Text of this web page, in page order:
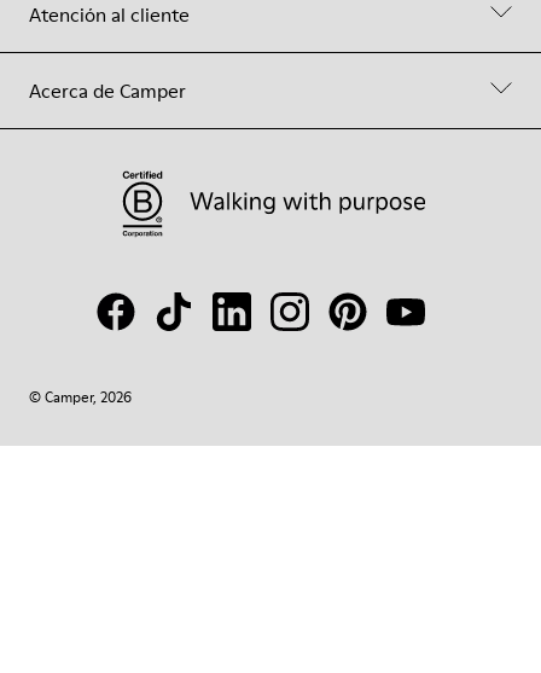
Atención al cliente
Acerca de Camper
© Camper, 2026